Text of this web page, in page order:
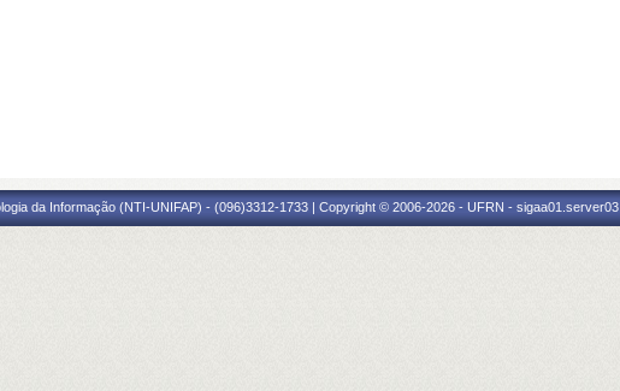
da Informação (NTI-UNIFAP) - (096)3312-1733 | Copyright © 2006-2026 - UFRN - sigaa01.server03